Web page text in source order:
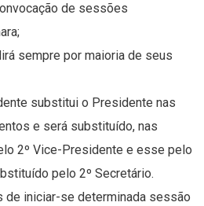
de sessões
sempre por maioria de seus
substitui o Presidente nas
e será substituído, nas
2º Vice-Presidente e esse pelo
pelo 2º Secretário.
de iniciar-se determinada sessão